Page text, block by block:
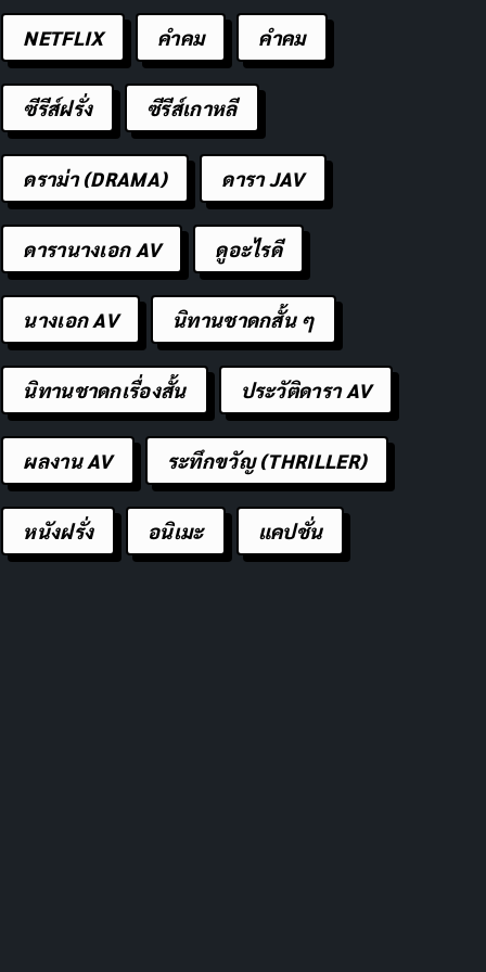
NETFLIX คำคม คําคม
ซีรีส์ฝรั่ง ซีรีส์เกาหลี
ดราม่า (DRAMA) ดารา JAV
ดารานางเอก AV ดูอะไรดี
นางเอก AV นิทานชาดกสั้น ๆ
นิทานชาดกเรื่องสั้น ประวัติดารา AV
ผลงาน AV ระทึกขวัญ (THRILLER)
หนังฝรั่ง อนิเมะ แคปชั่น